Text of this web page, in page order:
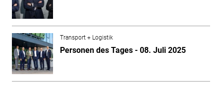
Transport + Logistik
Personen des Tages - 08. Juli 2025